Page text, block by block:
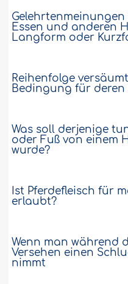
Essen und anderen
Langform oder
Reihenfolge
Bedingung für deren
Was soll derjenige
oder Fuß von einem
wurde?
Ist Pferdefleisch für
erlaubt?
Wenn man während
Versehen einen
nimmt